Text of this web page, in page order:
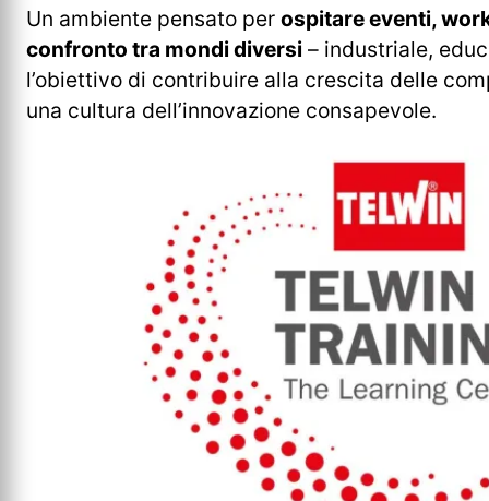
Un ambiente pensato per ospitare eventi,
confronto tra mondi diversi – industriale,
l’obiettivo di contribuire alla crescita delle
una cultura dell’innovazione consapevole.